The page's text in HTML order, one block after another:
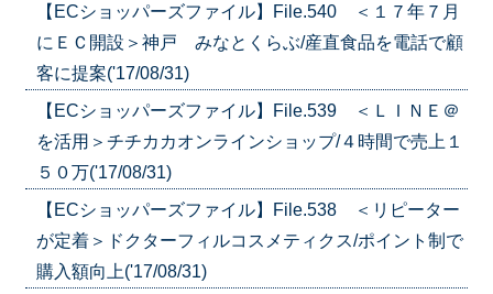
【ECショッパーズファイル】File.540 ＜１７年７月
にＥＣ開設＞神戸 みなとくらぶ/産直食品を電話で顧
客に提案('17/08/31)
【ECショッパーズファイル】File.539 ＜ＬＩＮＥ＠
を活用＞チチカカオンラインショップ/４時間で売上１
５０万('17/08/31)
【ECショッパーズファイル】File.538 ＜リピーター
が定着＞ドクターフィルコスメティクス/ポイント制で
購入額向上('17/08/31)